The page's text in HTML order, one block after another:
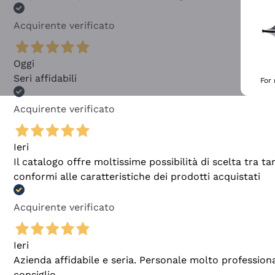
Acquirente verificato
Oggi
Seri affidabili
Acquirente verificato
Ieri
Il catalogo offre moltissime possibilità di scelta tra
conformi alle caratteristiche dei prodotti acquistati
Acquirente verificato
Ieri
Azienda affidabile e seria. Personale molto
For